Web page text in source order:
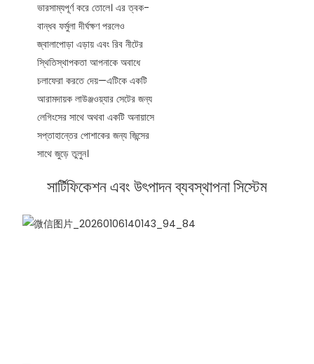
ভারসাম্যপূর্ণ করে তোলে। এর ত্বক-
বান্ধব ফর্মুলা দীর্ঘক্ষণ পরলেও
জ্বালাপোড়া এড়ায় এবং রিব নীটের
স্থিতিস্থাপকতা আপনাকে অবাধে
চলাফেরা করতে দেয়—এটিকে একটি
আরামদায়ক লাউঞ্জওয়্যার সেটের জন্য
লেগিংসের সাথে অথবা একটি অনায়াসে
সপ্তাহান্তের পোশাকের জন্য জিন্সের
সাথে জুড়ে তুলুন।
সার্টিফিকেশন এবং উৎপাদন ব্যবস্থাপনা সিস্টেম